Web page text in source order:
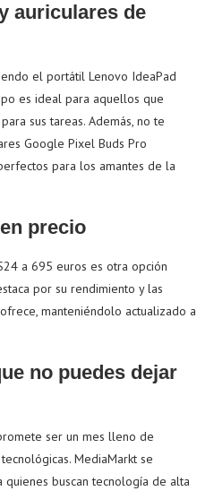
auriculares de
el portátil Lenovo IdeaPad
es ideal para aquellos que
sus tareas. Además, no te
Google Pixel Buds Pro
para los amantes de la
precio
a 695 euros es otra opción
por su rendimiento y las
manteniéndolo actualizado a
no puedes dejar
ser un mes lleno de
MediaMarkt se
buscan tecnología de alta